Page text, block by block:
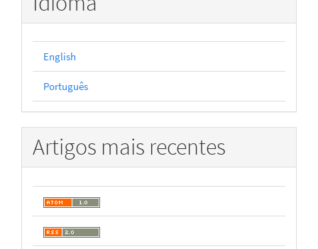
English
Português
Artigos mais recentes